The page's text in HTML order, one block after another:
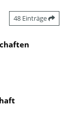
48 Einträge